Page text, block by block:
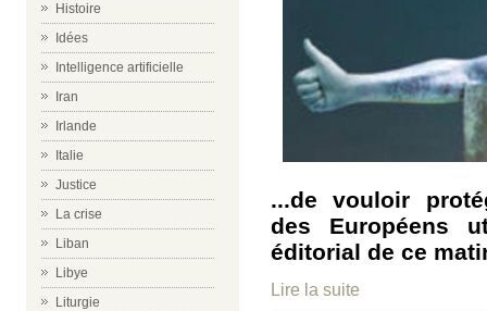
Histoire
Idées
Intelligence artificielle
Iran
Irlande
Italie
Justice
La crise
Liban
Libye
Liturgie
...de vouloir
des Européens
éditorial de ce
Lire la suite